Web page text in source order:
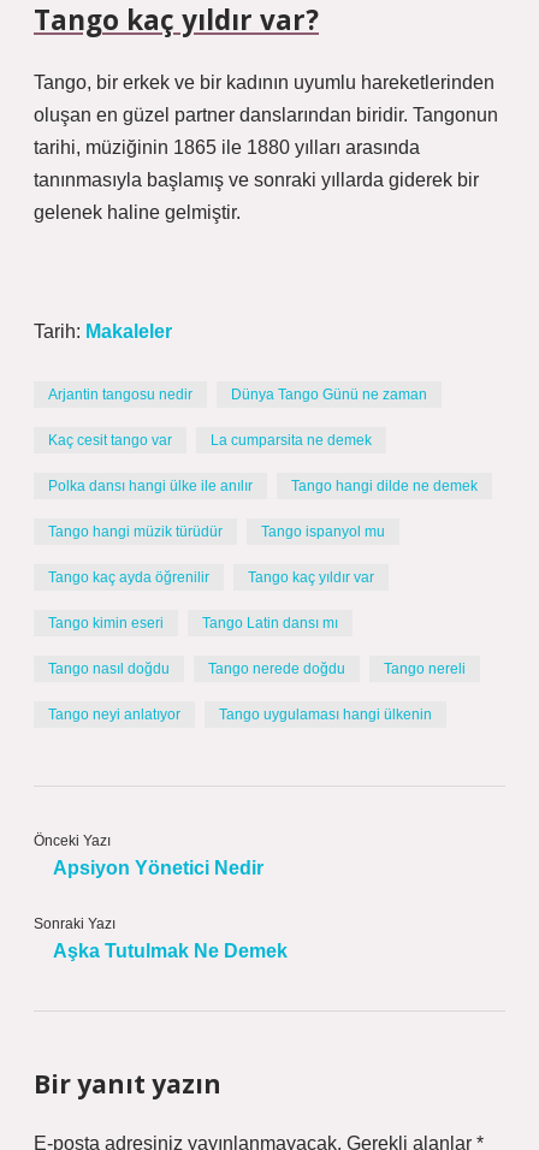
Tango kaç yıldır var?
Tango, bir erkek ve bir kadının uyumlu hareketlerinden
oluşan en güzel partner danslarından biridir. Tangonun
tarihi, müziğinin 1865 ile 1880 yılları arasında
tanınmasıyla başlamış ve sonraki yıllarda giderek bir
gelenek haline gelmiştir.
Tarih: Makaleler
Arjantin tangosu nedir Dünya Tango Günü ne zaman
Kaç cesit tango var La cumparsita ne demek
Polka dansı hangi ülke ile anılır Tango hangi dilde ne demek
Tango hangi müzik türüdür Tango ispanyol mu
Tango kaç ayda öğrenilir Tango kaç yıldır var
Tango kimin eseri Tango Latin dansı mı
Tango nasıl doğdu Tango nerede doğdu Tango nereli
Tango neyi anlatıyor Tango uygulaması hangi ülkenin
Önceki Yazı
Apsiyon Yönetici Nedir
Sonraki Yazı
Aşka Tutulmak Ne Demek
Bir yanıt yazın
E-posta adresiniz yayınlanmayacak. Gerekli alanlar *